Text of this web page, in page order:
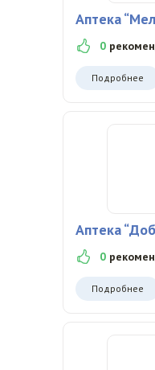
Аптека
0
Подробнее
Аптека
0
Подробнее